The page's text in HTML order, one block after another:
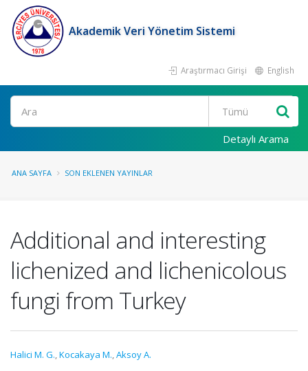
Akademik Veri Yönetim Sistemi
Araştırmacı Girişi English
Ara
Detaylı Arama
ANA SAYFA SON EKLENEN YAYINLAR
Additional and interesting
lichenized and lichenicolous
fungi from Turkey
Halici M. G.,Kocakaya M.,Aksoy A.